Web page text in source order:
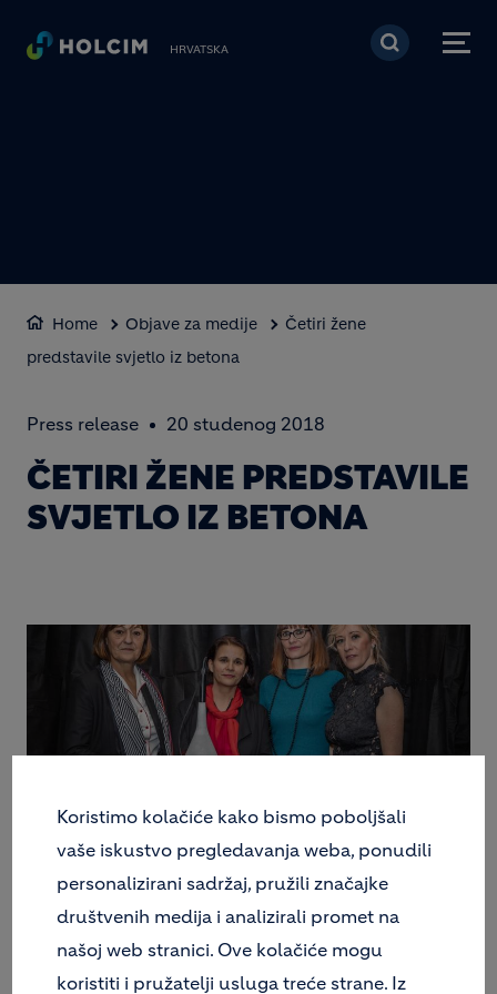
Skoči na glavni sadržaj
HRVATSKA
Home Objave za medije
Četiri žene
predstavile svjetlo iz betona
Press release 20 studenog 2018
ČETIRI ŽENE PREDSTAVILE
SVJETLO IZ BETONA
Fotografija: Tonči Hrastić
četiri snažne žene predstavile su u petak novost na
Koristimo kolačiće kako bismo poboljšali
vaše iskustvo pregledavanja weba, ponudili
personalizirani sadržaj, pružili značajke
društvenih medija i analizirali promet na
našoj web stranici. Ove kolačiće mogu
koristiti i pružatelji usluga treće strane. Iz